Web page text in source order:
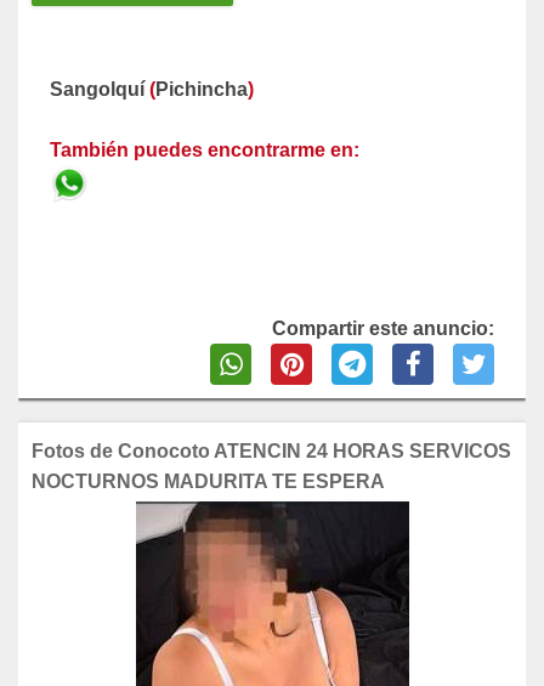
Sangolquí (Pichincha)
También puedes encontrarme en:
Compartir este anuncio:
Fotos de Conocoto ATENCIN 24 HORAS SERVICOS
NOCTURNOS MADURITA TE ESPERA